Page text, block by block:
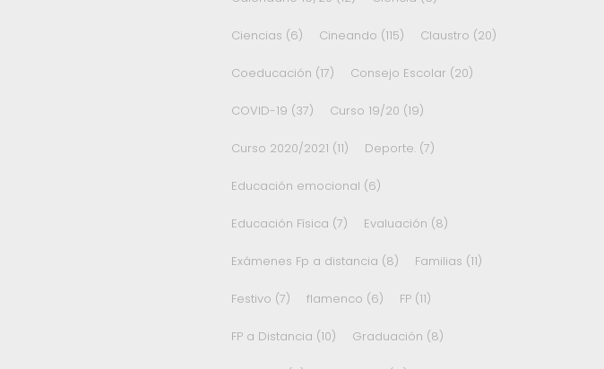
Ciencias (6) Cineando (115) Claustro (20)
Coeducación (17) Consejo Escolar (20)
COVID-19 (37) Curso 19/20 (19)
Curso 2020/2021 (11) Deporte.(7)
Educación emocional (6)
Educación Física (7) Evaluación (8)
Exámenes Fp a distancia (8) Familias (11)
Festivo (7) flamenco (6) FP(11)
FP a Distancia (10) Graduación (8)